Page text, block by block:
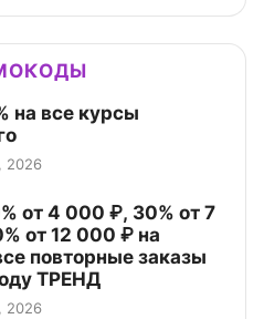
на все курсы
2026
от 4 000 ₽, 30% от 7
от 12 000 ₽ на
повторные заказы
ТРЕНД
2026